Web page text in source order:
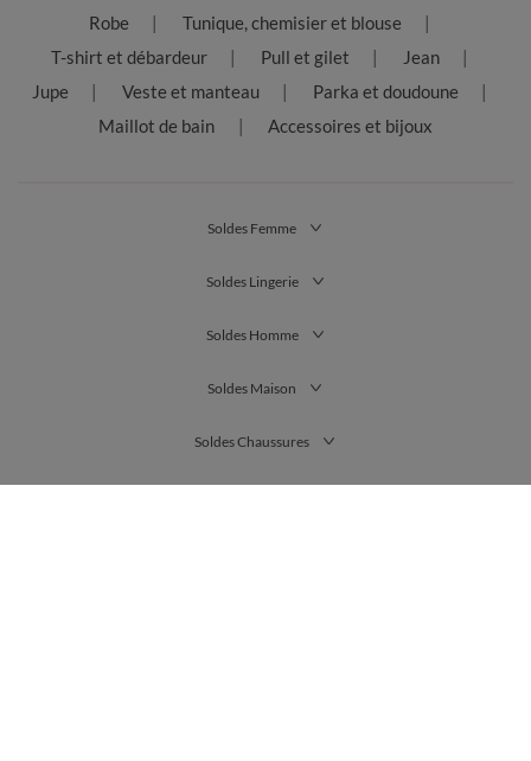
Robe
Tunique, chemisier et blouse
T-shirt et débardeur
Pull et gilet
Jean
Jupe
Veste et manteau
Parka et doudoune
Maillot de bain
Accessoires et bijoux
Soldes Femme
Soldes Lingerie
Soldes Homme
Soldes Maison
Soldes Chaussures